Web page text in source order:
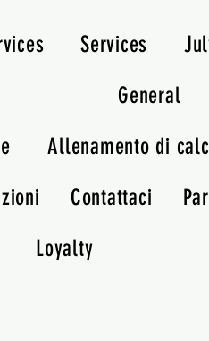
Services
General
Allenamento di
Contattaci
Loyalty